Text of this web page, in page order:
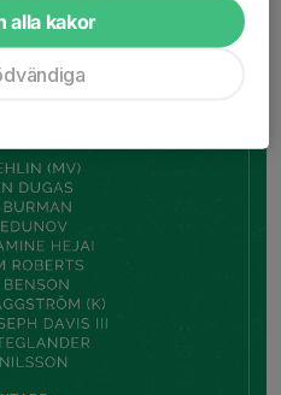
alla kakor